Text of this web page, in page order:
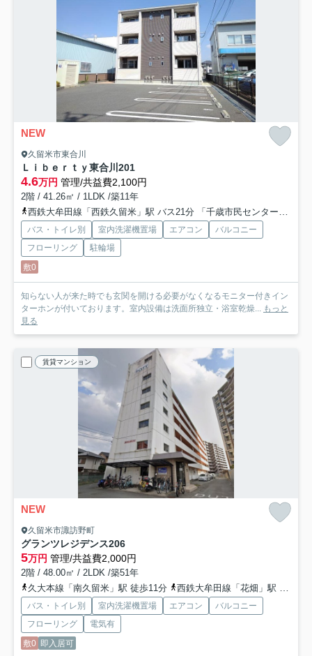
NEW
久留米市東合川
Ｌｉｂｅｒｔｙ東合川 201
4.6万円 管理/共益費2,100円
2階 / 41.26㎡ / 1LDK /築11年
西鉄大牟田線「西鉄久留米」駅 バス21分 「千歳市民センター前」 停歩3分
バス・トイレ別 室内洗濯機置場 エアコン
バルコニー
フローリング
駐輪場
敷0
知らない人が来た時でも玄関を開ける必要がなくなるモニター付きイン
ターホンが付いております。室内設備は洗面所独立・浴室乾燥...
もっと
見る
賃貸マンション
NEW
久留米市諏訪野町
グランツレジデンス206
5万円 管理/共益費2,000円
2階 / 48.00㎡ / 2LDK /築51年
久大本線「南久留米」駅 徒歩11分
西鉄大牟田線「花畑」駅 徒歩13分
バス・トイレ別 室内洗濯機置場 エアコン
バルコニー
フローリング
電気有
敷0 即入居可